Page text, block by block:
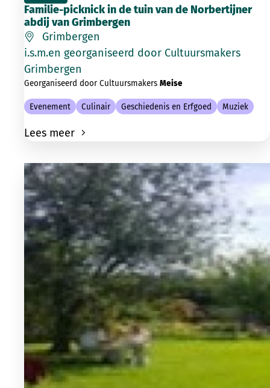
Familie-picknick in de tuin van de Norbertijner
abdij van Grimbergen
Grimbergen
i.s.m.en georganiseerd door Cultuursmakers
Grimbergen
Georganiseerd door Cultuursmakers Meise
Evenement Culinair Geschiedenis en Erfgoed Muziek
Lees meer